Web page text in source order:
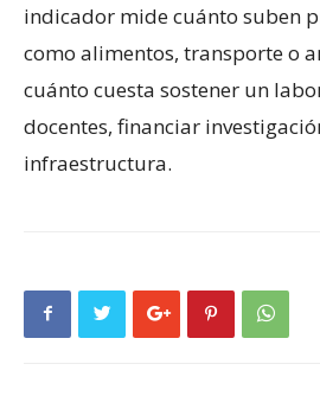
indicador mide cuánto suben
como alimentos, transporte o
cuánto cuesta sostener un
docentes, financiar
infraestructura.